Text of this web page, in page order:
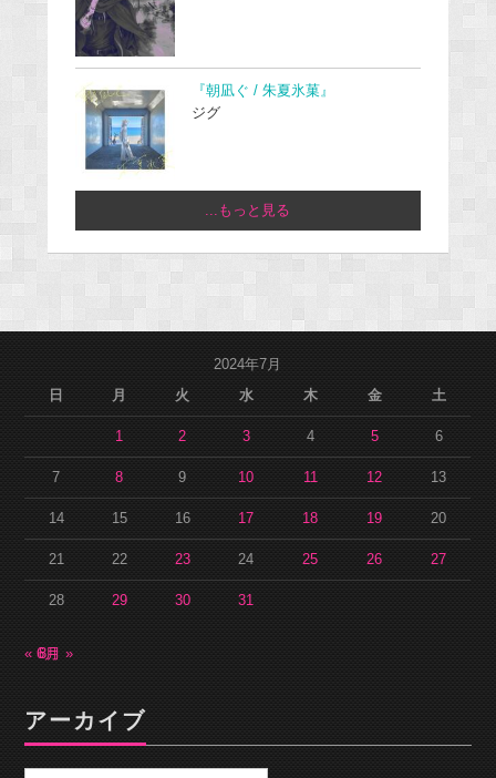
『朝凪ぐ / 朱夏氷菓』
ジグ
...もっと見る
2024年7月
日
月 火 水 木 金 土
1 2 3 4 5 6
7 8 9 10 11 12 13
14 15 16 17 18 19 20
21 22 23 24 25 26 27
28 29 30 31
« 6月8月 »
アーカイブ